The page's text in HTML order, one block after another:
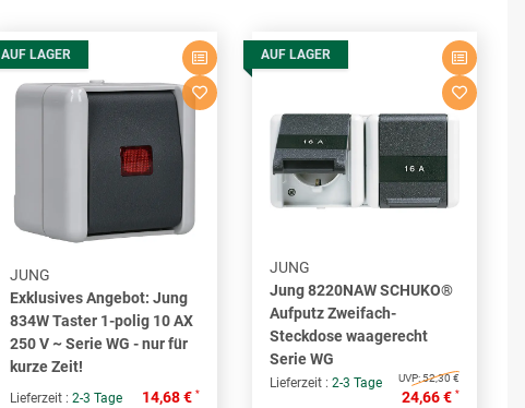
AUF LAGER
JUNG
Exklusives Angebot: Jung
834W Taster 1-polig 10 AX
250 V ~ Serie WG - nur für
kurze Zeit!
Lieferzeit : 2-3 Tage 14,68 € *
AUF LAGER
JUNG
Jung 8220NAW SCHUKO®
Aufputz Zweifach-
Steckdose waagerecht
Serie WG
Lieferzeit : 2-3 Tage UVP: 52,30 €
24,66 € *